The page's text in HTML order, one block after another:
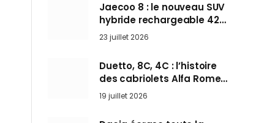
Jaecoo 8 : le nouveau SUV
hybride rechargeable 428
ch qui vise l’Audi Q7 arrive
en Europe cet automne
23 juillet 2026
Duetto, 8C, 4C : l’histoire
des cabriolets Alfa Romeo,
ces Spider qui ont défini
l’art de rouler cheveux au
vent
19 juillet 2026